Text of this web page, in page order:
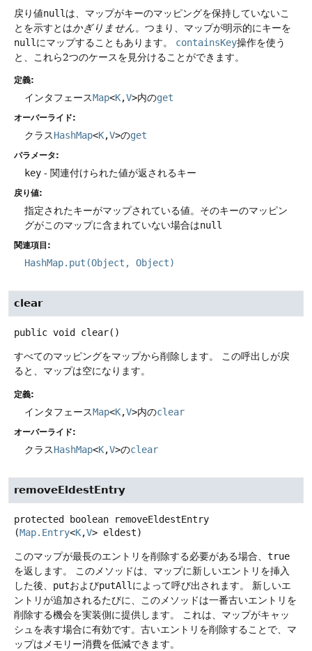
戻り値null は、マップがキーのマッピングを保持していないこ
とを示すとはかぎりません。つまり、マップが明示的にキーを
null にマップすることもあります。 containsKey操作を使う
と、これら2つのケースを見分けることができます。
定義:
インタフェースMap<K,V>内のget
オーバーライド:
クラスHashMap<K,V>のget
パラメータ:
key - 関連付けられた値が返されるキー
戻り値:
指定されたキーがマップされている値。そのキーのマッピン
グがこのマップに含まれていない場合はnull
関連項目:
HashMap.put(Object, Object)
clear
public void clear()
すべてのマッピングをマップから削除します。
この呼出しが戻
ると、マップは空になります。
定義:
インタフェースMap<K,V>内のclear
オーバーライド:
クラスHashMap<K,V>のclear
removeEldestEntry
protected boolean
removeEldestEntry
(Map.Entry<K,V> eldest)
このマップが最長のエントリを削除する必要がある場合、 true
を返します。
このメソッドは、マップに新しいエントリを挿入
した後、 putおよびputAll によって呼び出されます。
新しいエ
ントリが追加されるたびに、このメソッドは一番古いエントリを
削除する機会を実装側に提供します。
これは、マップがキャッ
シュを表す場合に有効です。古いエントリを削除することで、マ
ップはメモリー消費を低減できます。